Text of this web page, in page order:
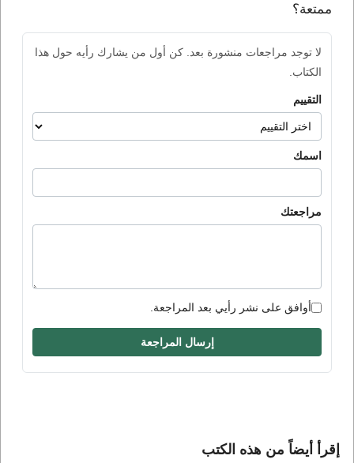
ممتعة؟
لا توجد مراجعات منشورة بعد. كن أول من يشارك رأيه حول هذا
الكتاب.
التقييم
اسمك
مراجعتك
أوافق على نشر رأيي بعد المراجعة.
إرسال المراجعة
إقرأ أيضاً من هذه الكتب